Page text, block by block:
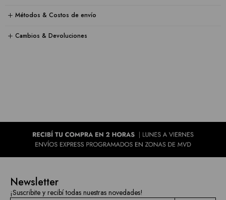
Métodos & Costos de envío
Cambios & Devoluciones
Newsletter
¡Suscribite y recibí todas nuestras novedades!